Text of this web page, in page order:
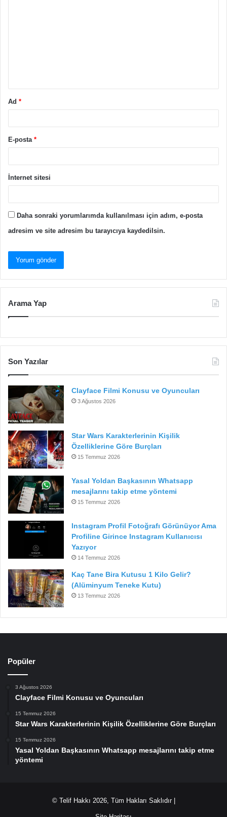
Ad *
E-posta *
İnternet sitesi
Daha sonraki yorumlarımda kullanılması için adım, e-posta
adresim ve site adresim bu tarayıcıya kaydedilsin.
Arama Yap
Son Yazılar
Clayface Filmi Konusu ve Oyuncuları
3 Ağustos 2026
Star Wars Karakterlerinin Kişilik
Özelliklerine Göre Burçları
15 Temmuz 2026
Yasal Yoldan Başkasının Whatsapp
mesajlarını takip etme yöntemi
15 Temmuz 2026
Instagram Profil Fotoğrafı Görünüyor Ama
Profiline Girince Instagram Kullanıcısı
Yazıyor
14 Temmuz 2026
Kaç Tane Bira Kutusu 1 Kilo Gelir?
(Alüminyum Teneke Kutu)
13 Temmuz 2026
Popüler
3 Ağustos 2026
Clayface Filmi Konusu ve Oyuncuları
15 Temmuz 2026
Star Wars Karakterlerinin Kişilik Özelliklerine Göre Burçları
15 Temmuz 2026
Yasal Yoldan Başkasının Whatsapp mesajlarını takip etme
yöntemi
© Telif Hakkı 2026, Tüm Hakları Saklıdır |